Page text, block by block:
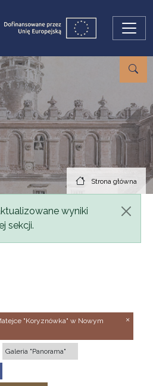
Strona główna
wyniki
sekcji.
"Koryznówka" w Nowym
Galeria "Panorama"